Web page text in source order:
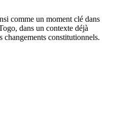
comme un moment clé dans
dans un contexte déjà
changements constitutionnels.